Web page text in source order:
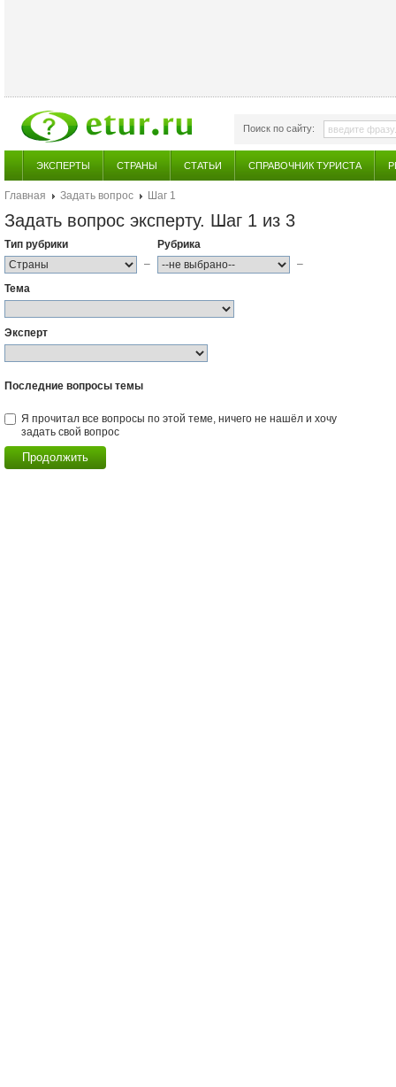
Поиск по сайту:
ЭКСПЕРТЫ СТРАНЫ СТАТЬИ СПРАВОЧНИК ТУРИСТА
Главная Задать вопрос Шаг 1
Задать вопрос эксперту. Шаг 1 из 3
Тип рубрики
–
Рубрика
–
Тема
Эксперт
Последние вопросы темы
Я прочитал все вопросы по этой теме, ничего не нашёл и хочу
задать свой вопрос
Продолжить